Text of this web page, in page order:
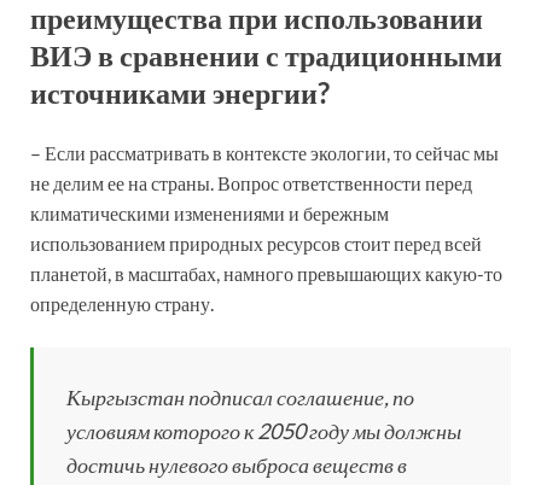
преимущества при использовании
ВИЭ в сравнении с традиционными
источниками энергии?
– Если рассматривать в контексте экологии, то сейчас мы
не делим ее на страны. Вопрос ответственности перед
климатическими изменениями и бережным
использованием природных ресурсов стоит перед всей
планетой, в масштабах, намного превышающих какую-то
определенную страну.
Кыргызстан подписал соглашение, по
условиям которого к 2050 году мы должны
достичь нулевого выброса веществ в